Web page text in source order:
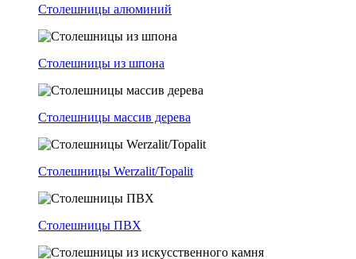
Столешницы алюминий
Столешницы из шпона
Столешницы массив дерева
Столешницы Werzalit/Topalit
Столешницы ПВХ